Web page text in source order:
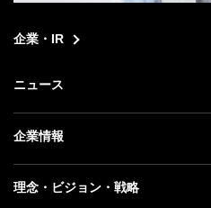
企業・IR
ニュース
ニュース トップ
プレスリリース
企業情報
企業情報 トップ
理念・ビジョン・戦略